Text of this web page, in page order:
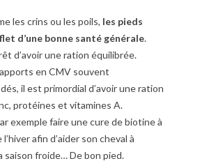
les crins ou les poils, les pieds
d’une bonne santé générale.
d’avoir une ration équilibrée.
en CMV souvent
il est primordial d’avoir une ration
protéines et vitamines A.
exemple faire une cure de biotine à
l’hiver afin d’aider son cheval à
saison froide… De bon pied.